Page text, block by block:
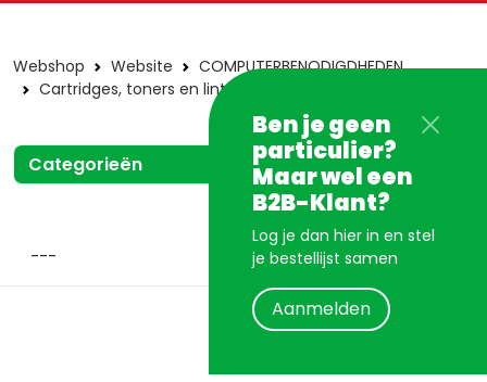
Ben je geen
particulier?
Maar wel een
B2B-Klant?
Log je dan hier in en stel
je bestellijst samen
Aanmelden
Webshop Website
COMPUTERBENODIGDHEDEN
Cartridges, toners en linten
Categorieën